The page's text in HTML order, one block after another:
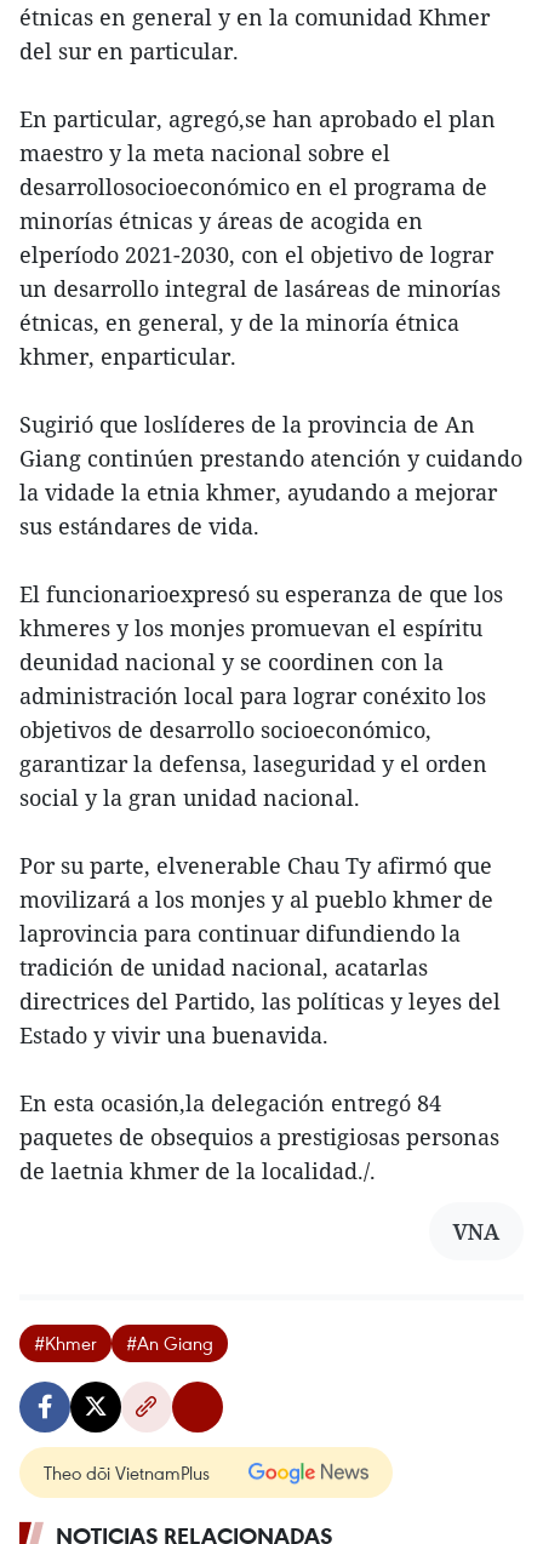
étnicas en general y en la comunidad Khmer
del sur en particular.
En particular, agregó,se han aprobado el plan
maestro y la meta nacional sobre el
desarrollosocioeconómico en el programa de
minorías étnicas y áreas de acogida en
elperíodo 2021-2030, con el objetivo de lograr
un desarrollo integral de lasáreas de minorías
étnicas, en general, y de la minoría étnica
khmer, enparticular.
Sugirió que loslíderes de la provincia de An
Giang continúen prestando atención y cuidando
la vidade la etnia khmer, ayudando a mejorar
sus estándares de vida.
El funcionarioexpresó su esperanza de que los
khmeres y los monjes promuevan el espíritu
deunidad nacional y se coordinen con la
administración local para lograr conéxito los
objetivos de desarrollo socioeconómico,
garantizar la defensa, laseguridad y el orden
social y la gran unidad nacional.
Por su parte, elvenerable Chau Ty afirmó que
movilizará a los monjes y al pueblo khmer de
laprovincia para continuar difundiendo la
tradición de unidad nacional, acatarlas
directrices del Partido, las políticas y leyes del
Estado y vivir una buenavida.
En esta ocasión,la delegación entregó 84
paquetes de obsequios a prestigiosas personas
de laetnia khmer de la localidad./.
VNA
#Khmer #An Giang
Theo dõi VietnamPlus
NOTICIAS RELACIONADAS